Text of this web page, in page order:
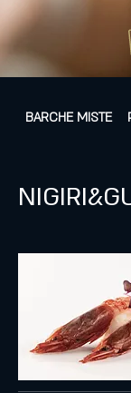
BARCHE MISTE